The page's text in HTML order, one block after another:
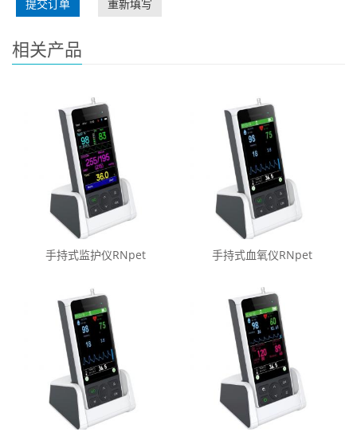
提交订单 重新填写
相关产品
手持式监护仪RNpet 手持式血氧仪RNpet